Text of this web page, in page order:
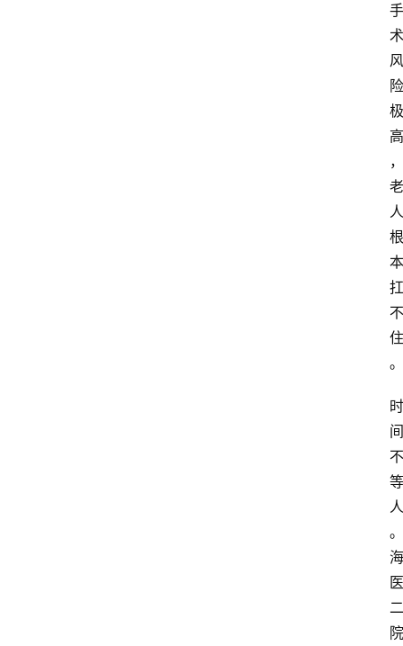
手
术
风
险
极
高
，
老
人
根
本
扛
不
住
。
时
间
不
等
人
。
海
医
二
院